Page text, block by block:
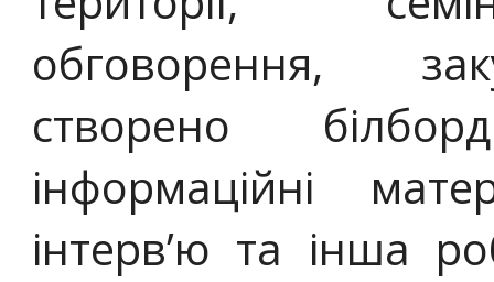
обговорення,
створено
інформаційні
інтерв’ю та інша